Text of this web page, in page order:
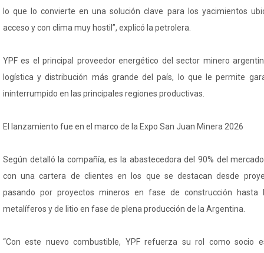
lo que lo convierte en una solución clave para los yacimientos
acceso y con clima muy hostil”, explicó la petrolera.
YPF es el principal proveedor energético del sector minero
logística y distribución más grande del país, lo que le permite
ininterrumpido en las principales regiones productivas.
El lanzamiento fue en el marco de la Expo San Juan Minera 2026
Según detalló la compañía, es la abastecedora del 90% del
con una cartera de clientes en los que se destacan desde
pasando por proyectos mineros en fase de construcción hasta
metalíferos y de litio en fase de plena producción de la Argentina.
“Con este nuevo combustible, YPF refuerza su rol como socio